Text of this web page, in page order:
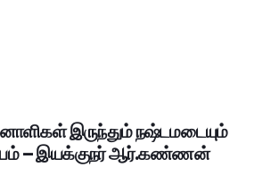
இருந்தும் நஷ்டமடையும்
– இயக்குநர் ஆர்.கண்ணன்